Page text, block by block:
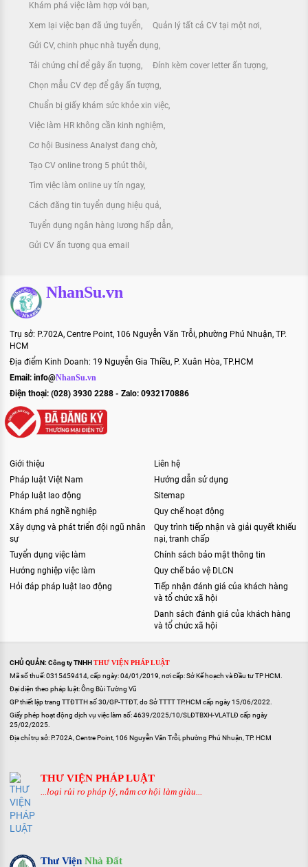
Khám phá việc làm hợp với bạn
Xem lại việc bạn đã ứng tuyển Quản lý tất cả CV tại một nơi
Gửi CV, chinh phục nhà tuyển dụng
Tải chứng chỉ để gây ấn tượng Đính kèm cover letter ấn tượng
Chọn mẫu CV đẹp để gây ấn tượng
Chuẩn bị giấy khám sức khỏe xin việc
Việc làm HR không cần kinh nghiệm
Cơ hội Business Analyst đang chờ
Tạo CV online trong 5 phút thôi
Tìm việc làm online uy tín ngay
Cách đăng tin tuyển dụng hiệu quả
Tuyển dụng ngân hàng lương hấp dẫn
Gửi CV ấn tượng qua email
NhanSu.vn
Trụ sở: P.702A, Centre Point, 106 Nguyễn Văn Trỗi, phường Phú Nhuận, TP.
HCM
Địa điểm Kinh Doanh: 19 Nguyễn Gia Thiều, P. Xuân Hòa, TP.HCM
Email: info@NhanSu.vn
Điện thoại: (028) 3930 2288 - Zalo: 0932170886
Giới thiệu
Pháp luật Việt Nam
Pháp luật lao động
Khám phá nghề nghiệp
Xây dựng và phát triển đội ngũ nhân
sự
Tuyển dụng việc làm
Hướng nghiệp việc làm
Hỏi đáp pháp luật lao động
Liên hệ
Hướng dẫn sử dụng
Sitemap
Quy chế hoạt động
Quy trình tiếp nhận và giải quyết khiếu
nại, tranh chấp
Chính sách bảo mật thông tin
Quy chế bảo vệ DLCN
Tiếp nhận đánh giá của khách hàng
và tổ chức xã hội
Danh sách đánh giá của khách hàng
và tổ chức xã hội
CHỦ QUẢN: Công ty TNHHTHƯ VIỆN PHÁP LUẬT
Mã số thuế: 0315459414, cấp ngày: 04/01/2019, nơi cấp: Sở Kế hoạch và Đầu tư TP HCM.
Đại diện theo pháp luật: Ông Bùi Tường Vũ
GP thiết lập trang TTĐTTH số 30/GP-TTĐT, do Sở TTTT TP.HCM cấp ngày 15/06/2022.
Giấy phép hoạt động dịch vụ việc làm số: 4639/2025/10/SLĐTBXH-VLATLĐ cấp ngày
25/02/2025.
Địa chỉ trụ sở: P.702A, Centre Point, 106 Nguyễn Văn Trỗi, phường Phú Nhuận, TP. HCM
THƯ VIỆN PHÁP LUẬT
...loại rủi ro pháp lý, nắm cơ hội làm giàu...
Thư Viện Nhà Đất